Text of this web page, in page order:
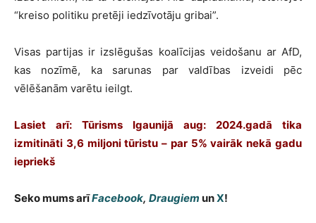
“kreiso politiku pretēji iedzīvotāju gribai”.
Visas partijas ir izslēgušas koalīcijas veidošanu ar AfD,
kas nozīmē, ka sarunas par valdības izveidi pēc
vēlēšanām varētu ieilgt.
Lasiet arī: Tūrisms Igaunijā aug: 2024.gadā tika
izmitināti 3,6 miljoni tūristu – par 5% vairāk nekā gadu
iepriekš
Seko mums arīFacebook, Draugiem unX!